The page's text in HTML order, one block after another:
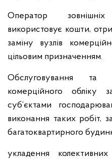
Оператор
використовує кошти,
заміну вузлів
цільовим призначенням.
Обслуговування та
комерційного обліку
суб’єктами
виконання таких робіт,
багатоквартирного
укладення